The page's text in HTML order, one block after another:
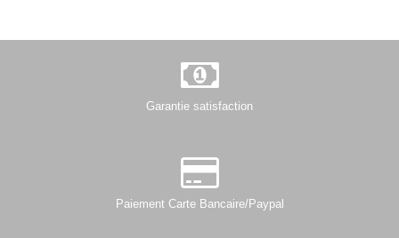
Garantie satisfaction
Paiement Carte Bancaire/Paypal